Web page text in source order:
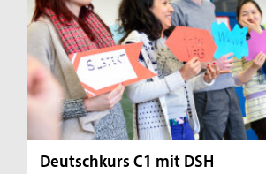
Deutschkurs C1 mit DSH